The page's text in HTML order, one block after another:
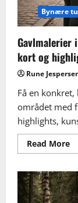
Bynære
Gavlmalerier
kort og
Rune
Få en
området med
highlights,
Read More
i